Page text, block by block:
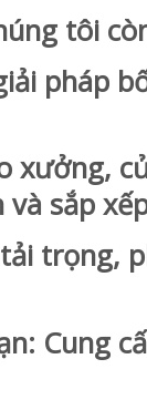
tôi
pháp
xưởng,
sắp
trọng,
Cung